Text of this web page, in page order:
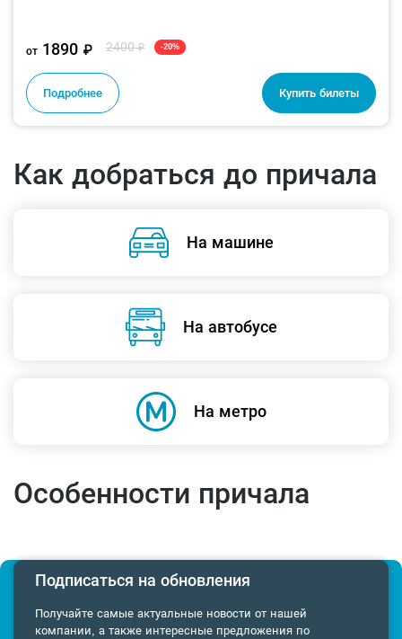
от 1890 ₽ 2400₽ -20%
Подробнее Купить билеты
Как добраться до причала
На машине
На автобусе
На метро
Особенности причала
Подписаться на обновления
Получайте самые актуальные новости от нашей
компании, а также интересные предложения по